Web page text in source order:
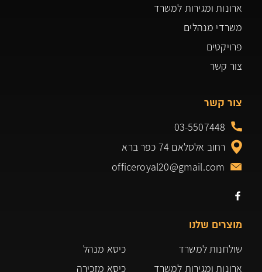
ארונות ומגירות למשרד
משרדי מנהלים
פרויקטים
צור קשר
מוצרים שלנו
שולחנות למשרד
ארונות ומגירות למשרד
כיסא מנהל
כיסא מזכירה
צור קשר
03-5507448
רחוב אלסלאם 74 כפר ברא
officeroyal20@gmail.com